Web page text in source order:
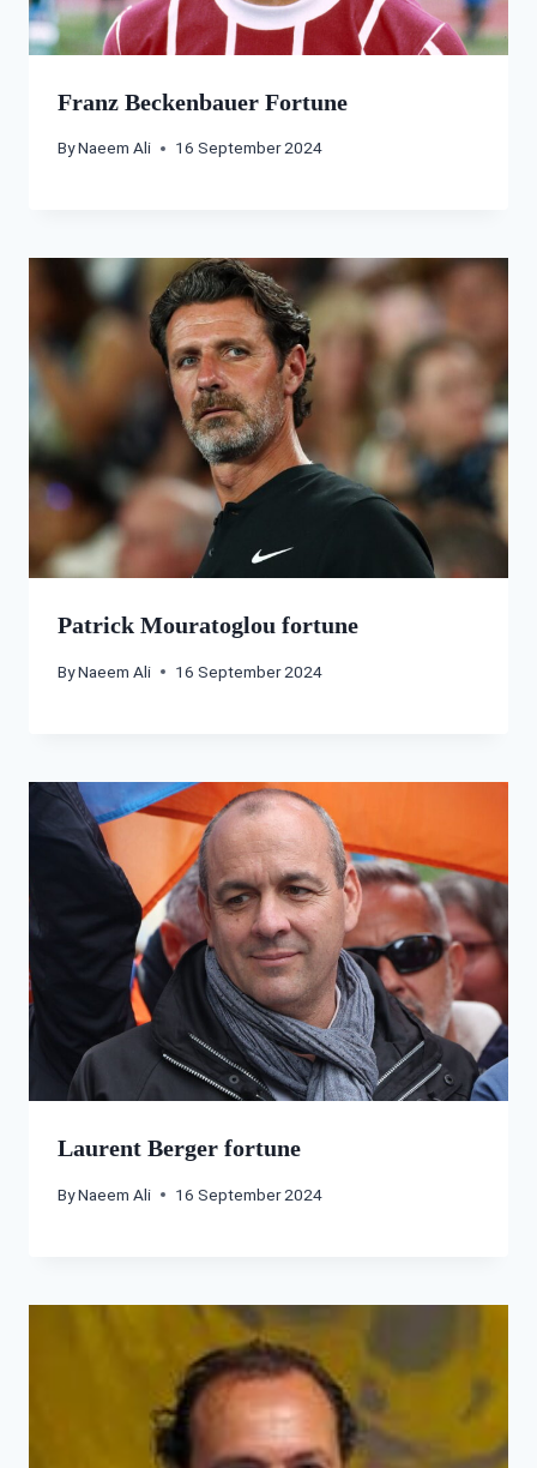
Franz Beckenbauer Fortune
ByNaeem Ali 16 September 2024
Patrick Mouratoglou fortune
ByNaeem Ali 16 September 2024
Laurent Berger fortune
ByNaeem Ali 16 September 2024